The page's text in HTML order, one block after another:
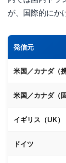
が、国際的にか
発信元
米国／カナダ（携
米国／カナダ（
イギリス（UK）
ドイツ